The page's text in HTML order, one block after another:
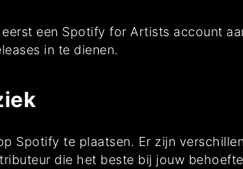
een Spotify for Artists account
in te dienen.
Spotify te plaatsen. Er zijn
die het beste bij jouw